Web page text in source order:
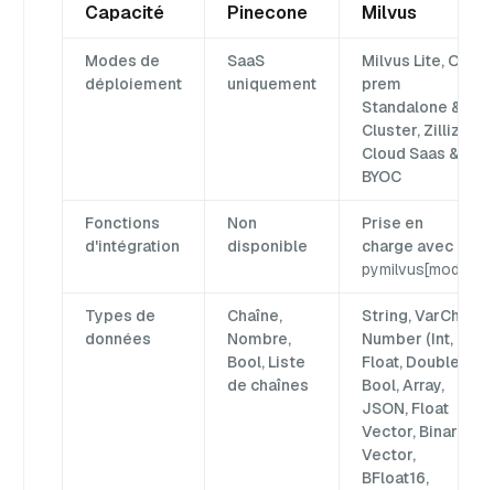
Capacité Pinecone Milvus
Modes de
déploiement
SaaS
uniquement
Milvus Lite, On-
prem
Standalone &
Cluster, Zilliz
Cloud Saas &
BYOC
Fonctions
d'intégration
Non
disponible
Prise en
charge avec
pymilvus[model]
Types de
données
Chaîne,
Nombre,
Bool, Liste
de chaînes
String, VarChar,
Number (Int,
Float, Double),
Bool, Array,
JSON, Float
Vector, Binary
Vector,
BFloat16,